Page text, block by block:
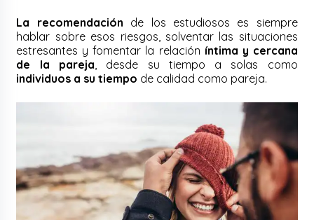
La recomendación de los estudiosos es siempre
hablar sobre esos riesgos, solventar las situaciones
estresantes y fomentar la relación íntima y cercana
de la pareja , desde su tiempo a solas como
individuos a su tiempo de calidad como pareja.